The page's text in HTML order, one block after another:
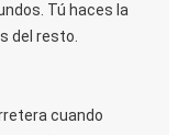
Tú haces la
del resto.
cuando